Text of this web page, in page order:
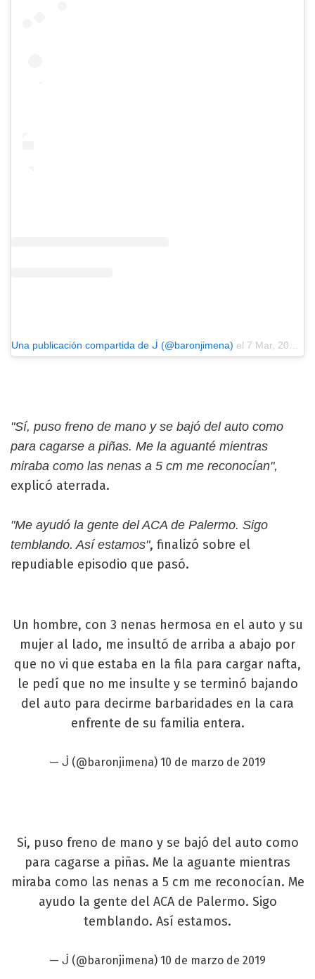
Una publicación compartida de ᒎ (@baronjimena) el 7 Mar, 2019 a las 2:33 PST
"Sí, puso freno de mano y se bajó del auto como
para cagarse a piñas. Me la aguanté mientras
miraba como las nenas a 5 cm me reconocían",
explicó aterrada.
"Me ayudó la gente del ACA de Palermo. Sigo
temblando. Así estamos", finalizó sobre el
repudiable episodio que pasó.
Un hombre, con 3 nenas hermosa en el auto y su
mujer al lado, me insultó de arriba a abajo por
que no vi que estaba en la fila para cargar nafta,
le pedí que no me insulte y se terminó bajando
del auto para decirme barbaridades en la cara
enfrente de su familia entera.
— ᒎ (@baronjimena) 10 de marzo de 2019
Si, puso freno de mano y se bajó del auto como
para cagarse a piñas. Me la aguante mientras
miraba como las nenas a 5 cm me reconocían. Me
ayudo la gente del ACA de Palermo. Sigo
temblando. Así estamos.
— ᒎ (@baronjimena) 10 de marzo de 2019